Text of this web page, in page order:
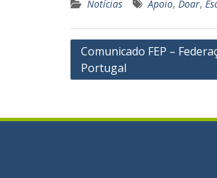
Notícias Apoio, Doar,
Navegação
de
Comunicado FEP –
Portugal